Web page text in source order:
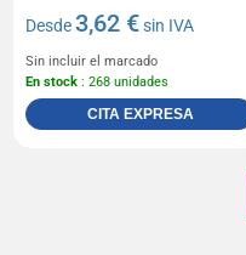
Desde3,62 €sin IVA
Sin incluir el marcado
En stock : 268 unidades
CITA EXPRESA